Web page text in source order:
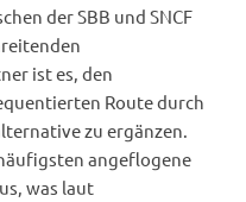
der SBB und SNCF
ist es, den
Route durch
zu ergänzen.
angeflogene
was laut